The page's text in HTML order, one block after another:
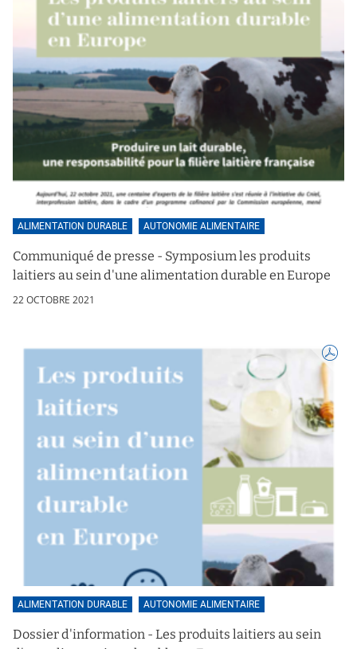
ALIMENTATION DURABLE AUTONOMIE ALIMENTAIRE
Communiqué de presse - Symposium les produits
laitiers au sein d'une alimentation durable en Europe
22 OCTOBRE 2021
ALIMENTATION DURABLE AUTONOMIE ALIMENTAIRE
Dossier d'information - Les produits laitiers au sein